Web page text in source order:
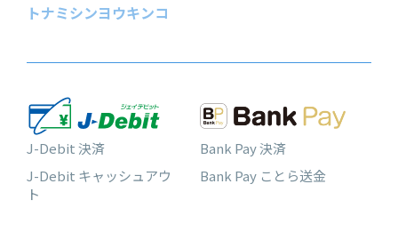
トナミシンヨウキンコ
J-Debit 決済
J-Debit キャッシュアウ
ト
Bank Pay 決済
Bank Pay ことら送金